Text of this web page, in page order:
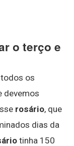
o terço e
os
devemos
rosário, que
dias da
tinha 150